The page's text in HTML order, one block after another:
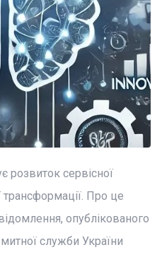
сервісної
Про це
опублікованого
служби України